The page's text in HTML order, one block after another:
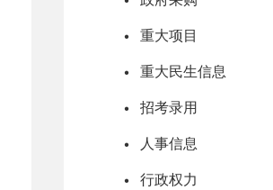
重大项目
重大民生信息
招考录用
人事信息
行政权力